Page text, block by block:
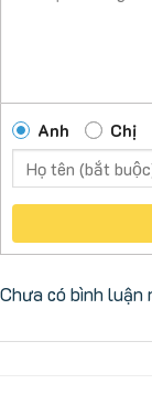
Anh Chị
Chưa có bình luận